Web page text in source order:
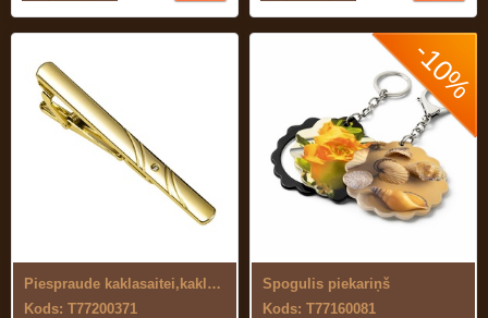
Piespraude kaklasaitei,kaklasaites ...
Kods: T77200371
-10%
Spogulis piekariņš
Kods: T77160081